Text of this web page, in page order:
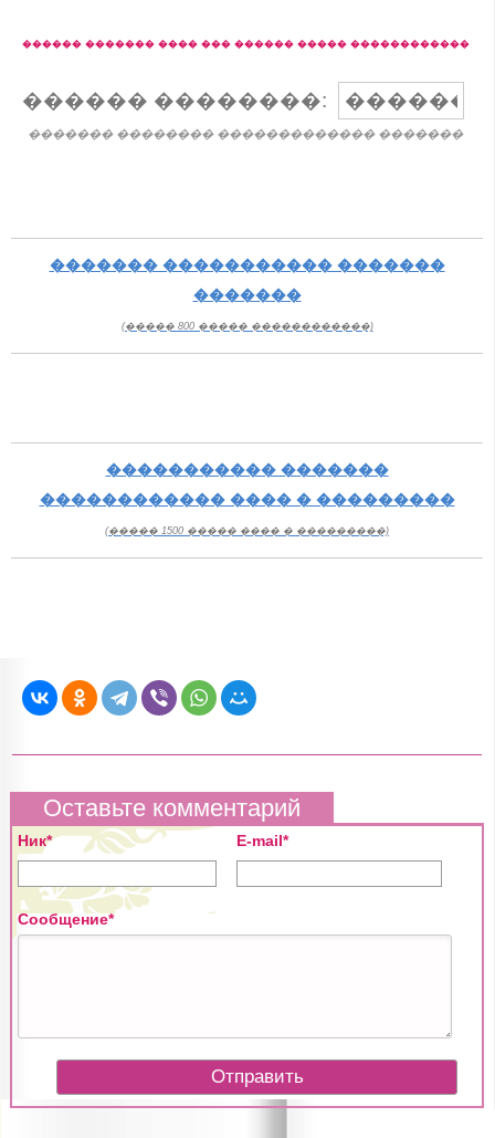
������ ������� ���� ��� ������ ����� ������������
������ ��������:
������� �������� ������������� �������
������� ����������� �������
�������
(����� 800 ����� ������������)
����������� �������
������������ ���� � ���������
(����� 1500 ����� ���� � ���������)
Оставьте комментарий
Ник* E-mail*
Сообщение*